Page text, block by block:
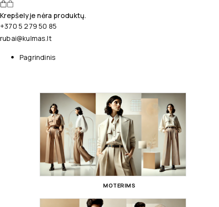
Krepšelyje nėra produktų.
+370 5 279 50 85
rubai@kulmas.lt
Pagrindinis
MOTERIMS